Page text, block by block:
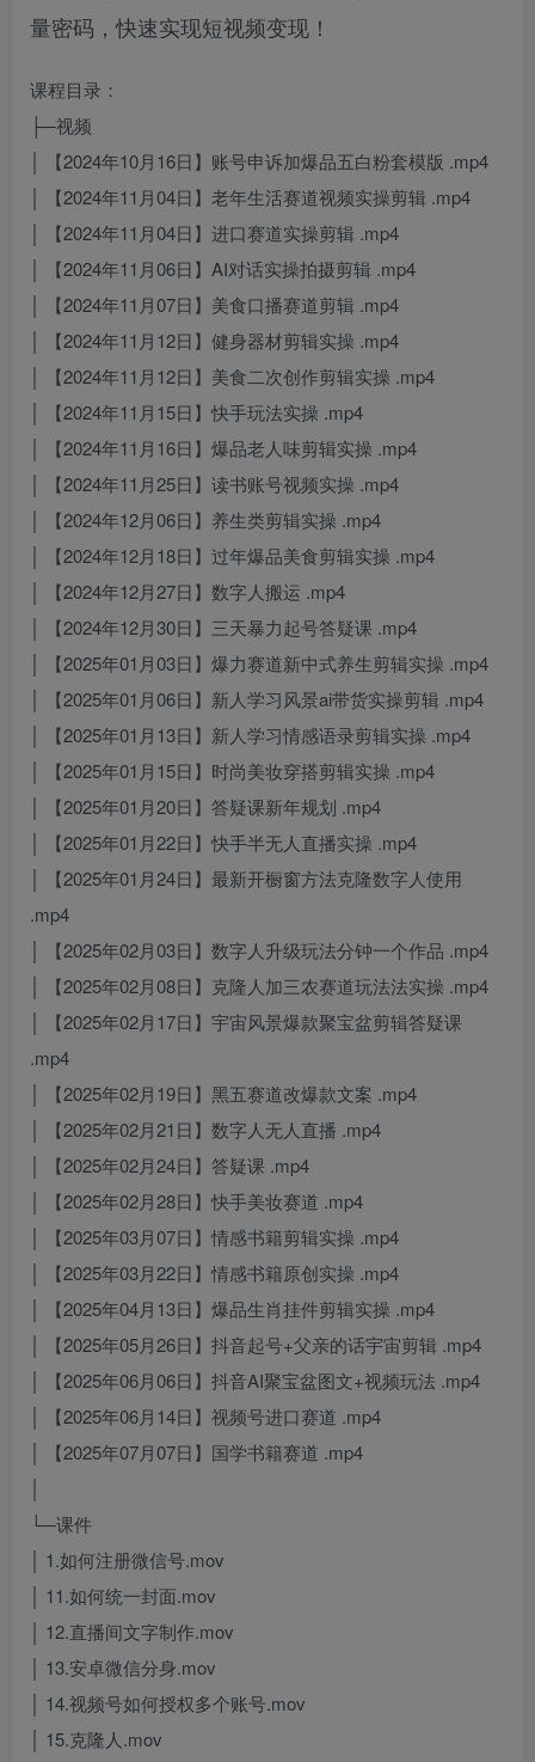
量密码，快速实现短视频变现！
课程目录：
├─视频
│ 【2024年10月16日】账号申诉加爆品五白粉套模版 .mp4
│ 【2024年11月04日】老年生活赛道视频实操剪辑 .mp4
│ 【2024年11月04日】进口赛道实操剪辑 .mp4
│ 【2024年11月06日】AI对话实操拍摄剪辑 .mp4
│ 【2024年11月07日】美食口播赛道剪辑 .mp4
│ 【2024年11月12日】健身器材剪辑实操 .mp4
│ 【2024年11月12日】美食二次创作剪辑实操 .mp4
│ 【2024年11月15日】快手玩法实操 .mp4
│ 【2024年11月16日】爆品老人味剪辑实操 .mp4
│ 【2024年11月25日】读书账号视频实操 .mp4
│ 【2024年12月06日】养生类剪辑实操 .mp4
│ 【2024年12月18日】过年爆品美食剪辑实操 .mp4
│ 【2024年12月27日】数字人搬运 .mp4
│ 【2024年12月30日】三天暴力起号答疑课 .mp4
│ 【2025年01月03日】爆力赛道新中式养生剪辑实操 .mp4
│ 【2025年01月06日】新人学习风景ai带货实操剪辑 .mp4
│ 【2025年01月13日】新人学习情感语录剪辑实操 .mp4
│ 【2025年01月15日】时尚美妆穿搭剪辑实操 .mp4
│ 【2025年01月20日】答疑课新年规划 .mp4
│ 【2025年01月22日】快手半无人直播实操 .mp4
│ 【2025年01月24日】最新开橱窗方法克隆数字人使用
.mp4
│ 【2025年02月03日】数字人升级玩法分钟一个作品 .mp4
│ 【2025年02月08日】克隆人加三农赛道玩法法实操 .mp4
│ 【2025年02月17日】宇宙风景爆款聚宝盆剪辑答疑课
.mp4
│ 【2025年02月19日】黑五赛道改爆款文案 .mp4
│ 【2025年02月21日】数字人无人直播 .mp4
│ 【2025年02月24日】答疑课 .mp4
│ 【2025年02月28日】快手美妆赛道 .mp4
│ 【2025年03月07日】情感书籍剪辑实操 .mp4
│ 【2025年03月22日】情感书籍原创实操 .mp4
│ 【2025年04月13日】爆品生肖挂件剪辑实操 .mp4
│ 【2025年05月26日】抖音起号+父亲的话宇宙剪辑 .mp4
│ 【2025年06月06日】抖音AI聚宝盆图文+视频玩法 .mp4
│ 【2025年06月14日】视频号进口赛道 .mp4
│ 【2025年07月07日】国学书籍赛道 .mp4
└─课件
│ 1.如何注册微信号.mov
│ 11.如何统一封面.mov
│ 12.直播间文字制作.mov
│ 13.安卓微信分身.mov
│ 14.视频号如何授权多个账号.mov
│ 15.克隆人.mov